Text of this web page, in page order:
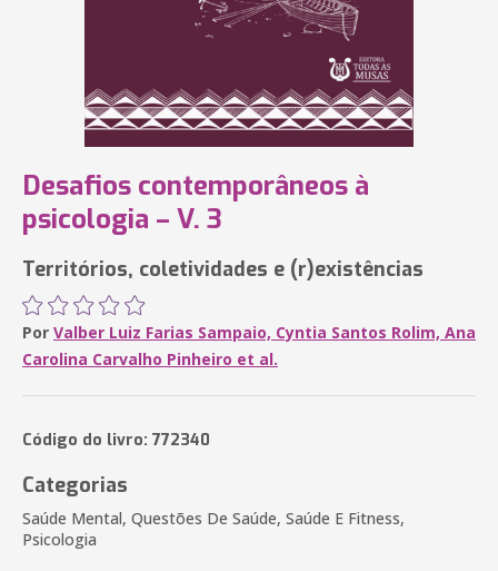
Desafios contemporâneos à
psicologia – V. 3
Territórios, coletividades e (r)existências
Por Valber Luiz Farias Sampaio, Cyntia Santos Rolim, Ana
Carolina Carvalho Pinheiro et al.
Código do livro: 772340
Categorias
Saúde Mental, Questões De Saúde, Saúde E Fitness,
Psicologia